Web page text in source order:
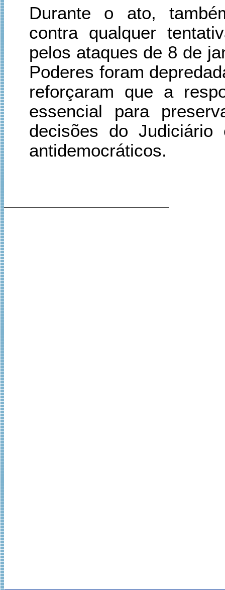
Durante o ato,
contra qualquer
pelos ataques de 8 de
Poderes foram
reforçaram que a
essencial para
decisões do
antidemocráticos.